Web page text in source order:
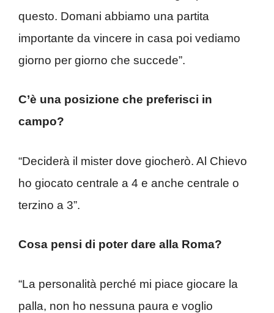
questo. Domani abbiamo una partita
importante da vincere in casa poi vediamo
giorno per giorno che succede”.
C’è una posizione che preferisci in
campo?
“Deciderà il mister dove giocherò. Al Chievo
ho giocato centrale a 4 e anche centrale o
terzino a 3”.
Cosa pensi di poter dare alla Roma?
“La personalità perché mi piace giocare la
palla, non ho nessuna paura e voglio